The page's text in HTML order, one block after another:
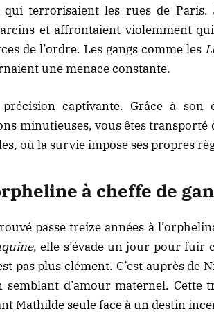
qui terrorisaient les rues de Paris.
et affrontaient violemment
de l’ordre. Les gangs comme les
une menace constante.
captivante. Grâce à son
minutieuses, vous êtes transporté
, où la survie impose ses propres
à cheffe de
passe treize années à
, elle s’évade un jour pour fuir
pas plus clément. C’est auprès de
d’amour maternel. Cette
Mathilde seule face à un destin